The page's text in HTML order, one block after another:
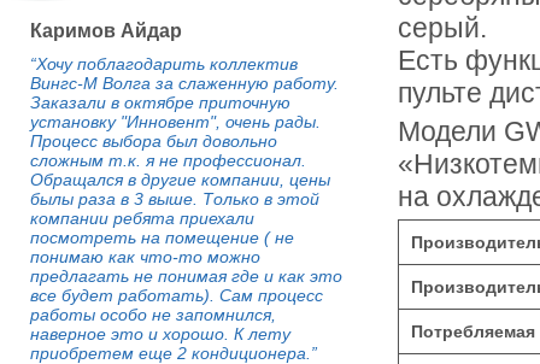
серый.
Есть
пульте
Модели
на
Каримов Айдар
“Хочу поблагодарить коллектив
Вингс-М Волга за слаженную работу.
Заказали в октябре приточную
установку "Инновент", очень рады.
Процесс выбора был довольно
сложным т.к. я не профессионал.
Обращался в другие компании, цены
былы раза в 3 выше. Только в этой
компании ребята приехали
посмотреть на помещение ( не
понимаю как что-то можно
предлагать не понимая где и как это
все будет работать). Сам процесс
работы особо не запомнился,
наверное это и хорошо. К лету
приобретем еще 2 кондиционера.”